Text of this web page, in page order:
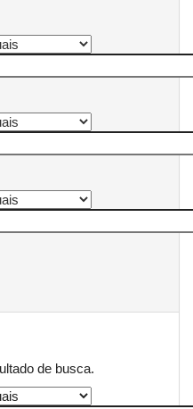
de busca.